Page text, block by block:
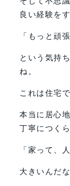
良い経験を
「もっと頑
という気持
ね。
これは住宅
本当に居心
丁寧につく
「家って、
大きいんだ